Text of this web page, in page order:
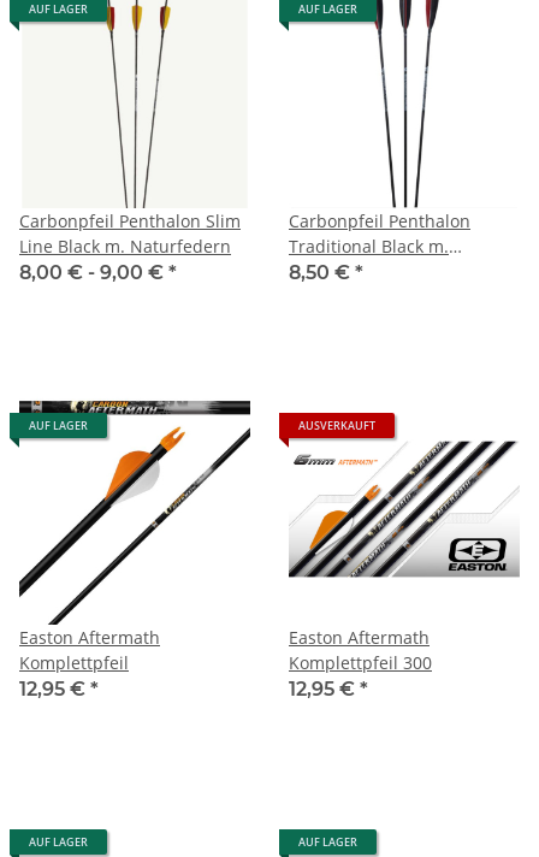
AUF LAGER
Carbonpfeil Penthalon Slim
Line Black m. Naturfedern
8,00 € - 9,00 € *
AUF LAGER
Carbonpfeil Penthalon
Traditional Black m.
Naturfedern
8,50 € *
AUF LAGER
Easton Aftermath
Komplettpfeil
12,95 € *
AUSVERKAUFT
Easton Aftermath
Komplettpfeil 300
12,95 € *
AUF LAGER AUF LAGER